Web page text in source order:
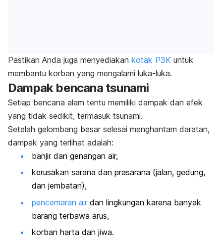
Pastikan Anda juga menyediakan kotak P3K untuk
membantu korban yang mengalami luka-luka.
Dampak bencana tsunami
Setiap bencana alam tentu memiliki dampak dan efek
yang tidak sedikit, termasuk tsunami.
Setelah gelombang besar selesai menghantam daratan,
dampak yang terlihat adalah:
banjir dan genangan air,
kerusakan sarana dan prasarana (jalan, gedung,
dan jembatan),
pencemaran air dan lingkungan karena banyak
barang terbawa arus,
korban harta dan jiwa.